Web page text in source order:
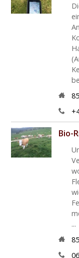
Bio-
...